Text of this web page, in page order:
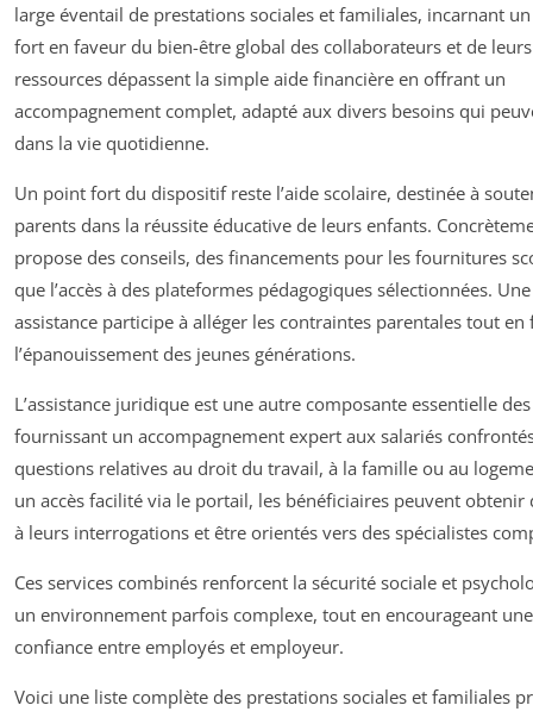
large éventail de prestations sociales et familiales, incarnant
fort en faveur du bien-être global des collaborateurs et de
ressources dépassent la simple aide financière en offrant un
accompagnement complet, adapté aux divers besoins qui
dans la vie quotidienne.
Un point fort du dispositif reste l’aide scolaire, destinée à
parents dans la réussite éducative de leurs enfants.
propose des conseils, des financements pour les fournitures
que l’accès à des plateformes pédagogiques sélectionnées.
assistance participe à alléger les contraintes parentales tout en
l’épanouissement des jeunes générations.
L’assistance juridique est une autre composante essentielle
fournissant un accompagnement expert aux salariés
questions relatives au droit du travail, à la famille ou au
un accès facilité via le portail, les bénéficiaires peuvent obtenir
à leurs interrogations et être orientés vers des spécialistes
Ces services combinés renforcent la sécurité sociale et
un environnement parfois complexe, tout en encourageant
confiance entre employés et employeur.
Voici une liste complète des prestations sociales et familiales